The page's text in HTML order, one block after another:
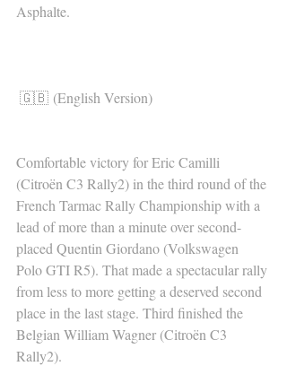
Asphalte.
🇬🇧 (English Version)
Comfortable victory for Eric Camilli
(Citroën C3 Rally2) in the third round of the
French Tarmac Rally Championship with a
lead of more than a minute over second-
placed Quentin Giordano (Volkswagen
Polo GTI R5). That made a spectacular rally
from less to more getting a deserved second
place in the last stage. Third finished the
Belgian William Wagner (Citroën C3
Rally2).